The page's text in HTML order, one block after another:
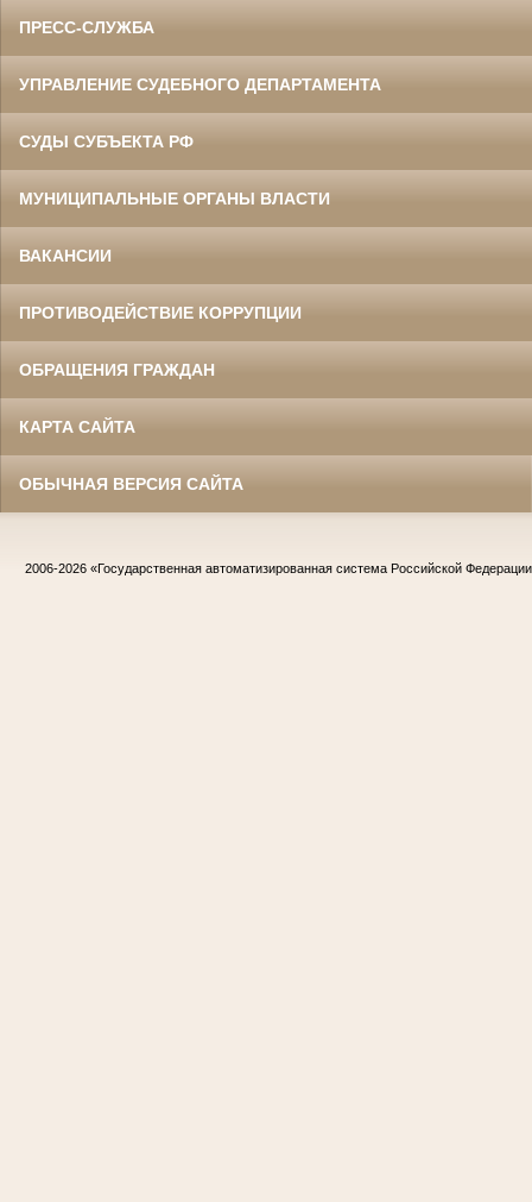
ПРЕСС-СЛУЖБА
УПРАВЛЕНИЕ СУДЕБНОГО ДЕПАРТАМЕНТА
СУДЫ СУБЪЕКТА РФ
МУНИЦИПАЛЬНЫЕ ОРГАНЫ ВЛАСТИ
ВАКАНСИИ
ПРОТИВОДЕЙСТВИЕ КОРРУПЦИИ
ОБРАЩЕНИЯ ГРАЖДАН
КАРТА САЙТА
ОБЫЧНАЯ ВЕРСИЯ САЙТА
2006-2026 «Государственная автоматизированная система Российской